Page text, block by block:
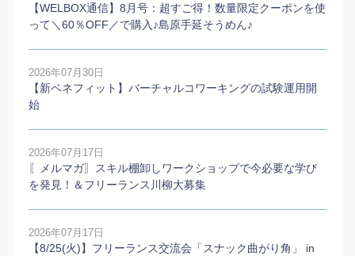
【WELBOX通信】8月号：超すご得！数量限定クーポンを使
って＼60％OFF／で購入♪島原手延そうめん♪
2026年07月30日
【新ベネフィット】バーチャルコワーキングの試験運用開
始
2026年07月17日
〖メルマガ〗スキル棚卸しワークショップで今必要な学び
を発見！＆フリーランス川柳大募集
2026年07月17日
【8/25(火)】フリーランス交流会「スナック曲がり角」 in